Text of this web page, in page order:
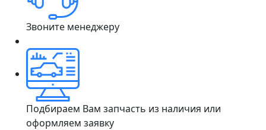
Звоните менеджеру
Подбираем Вам запчасть из наличия или
оформляем заявку